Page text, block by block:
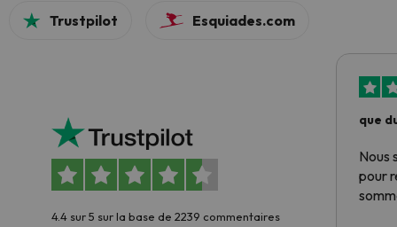
Trustpilot Esquiades.com
4.4 sur 5 sur la base de 2239 commentaires
que
Nous
pour